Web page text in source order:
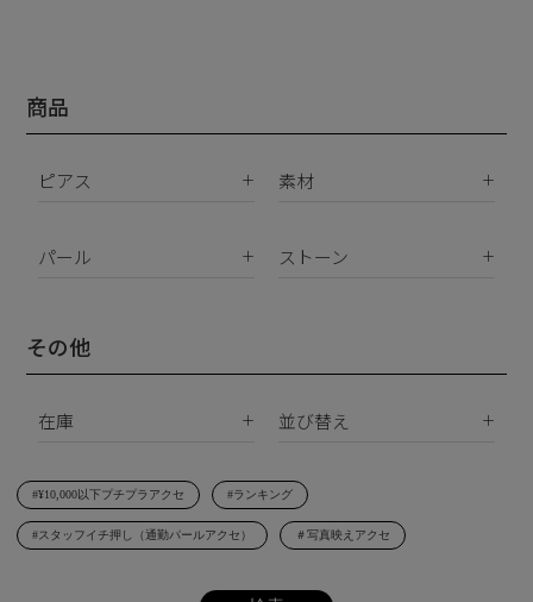
商品
ピアス
イヤリング
ネックレス
リング
イニシャル
素材
K10
サージカルステンレス
パール
南洋真珠
シェルパール
ストーン
ジルコニア
その他
在庫
在庫あり
受注生産
並び替え
価格が安い順
価格が高い順
レビュー順
#¥10,000以下プチプラアクセ #ランキング
#スタッフイチ押し（通勤パールアクセ） ＃写真映えアクセ